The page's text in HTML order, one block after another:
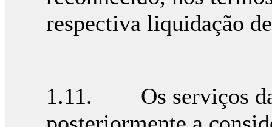
respectiva liquidação
1.11. Os serviços da